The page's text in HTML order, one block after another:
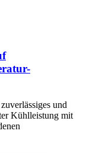
und
Kühlleistung mit